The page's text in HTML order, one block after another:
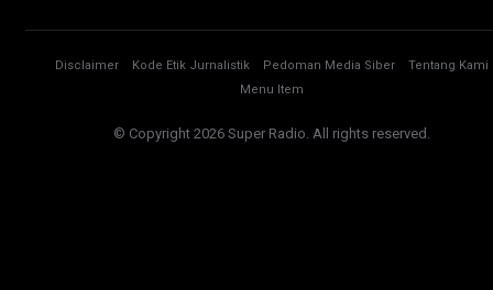
Disclaimer Kode Etik Jurnalistik Pedoman Media Siber
Tentang Kami
Menu Item
© Copyright 2026 Super Radio. All rights reserved.